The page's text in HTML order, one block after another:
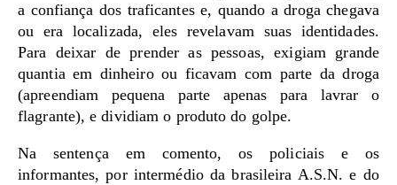
a confiança dos traficantes e, quando a droga chegava
ou era localizada, eles revelavam suas identidades.
Para deixar de prender as pessoas, exigiam grande
quantia em dinheiro ou ficavam com parte da droga
(apreendiam pequena parte apenas para lavrar o
flagrante), e dividiam o produto do golpe.
Na sentença em comento, os policiais e os
informantes, por intermédio da brasileira A.S.N. e do